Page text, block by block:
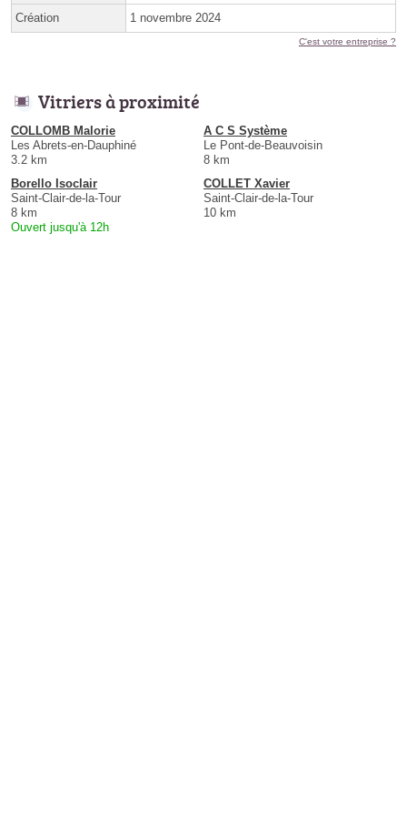
Création 1 novembre 2024
C'est votre entreprise ?
Vitriers à proximité
COLLOMB Malorie
Les Abrets-en-Dauphiné
3.2 km
A C S Système
Le Pont-de-Beauvoisin
8 km
Borello Isoclair
Saint-Clair-de-la-Tour
8 km
Ouvert jusqu'à 12h
COLLET Xavier
Saint-Clair-de-la-Tour
10 km